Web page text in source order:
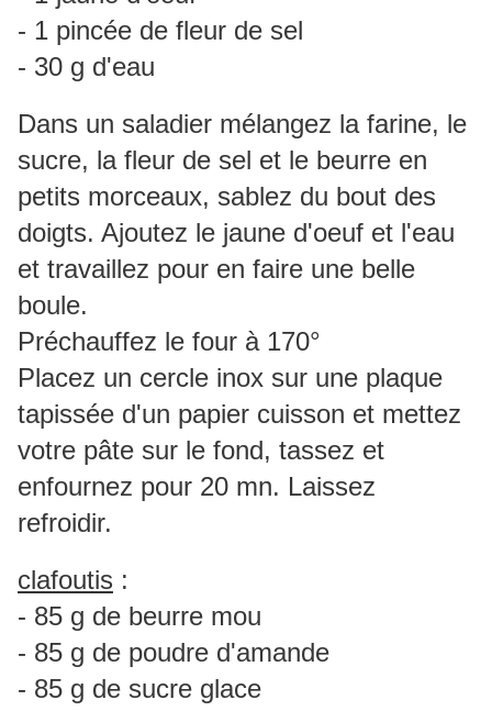
- 1 pincée de fleur de sel
- 30 g d'eau
Dans un saladier mélangez la farine, le
sucre, la fleur de sel et le beurre en
petits morceaux, sablez du bout des
doigts. Ajoutez le jaune d'oeuf et l'eau
et travaillez pour en faire une belle
boule.
Préchauffez le four à 170°
Placez un cercle inox sur une plaque
tapissée d'un papier cuisson et mettez
votre pâte sur le fond, tassez et
enfournez pour 20 mn. Laissez
refroidir.
clafoutis :
- 85 g de beurre mou
- 85 g de poudre d'amande
- 85 g de sucre glace